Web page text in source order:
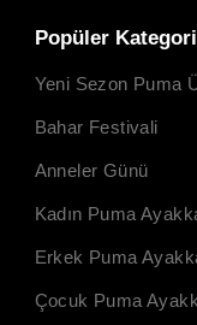
Popüler
Yeni Sezon Puma
Bahar Festivali
Anneler Günü
Kadın Puma
Erkek Puma
Çocuk Puma